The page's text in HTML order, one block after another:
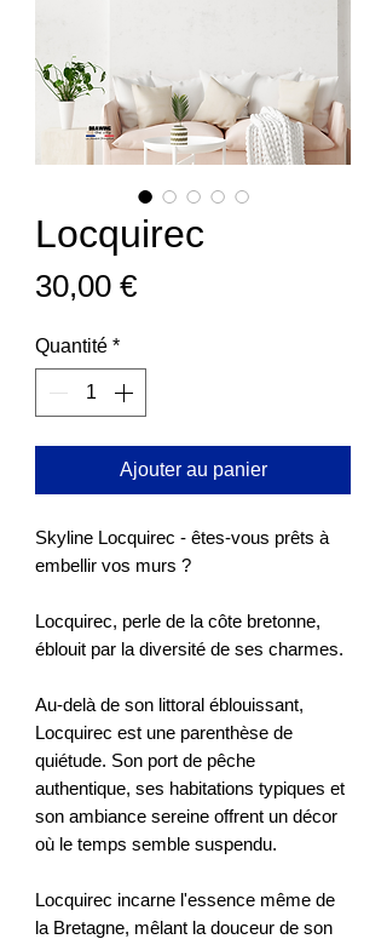
Locquirec
30,00 €Prix
Quantité *
Ajouter au panier
Skyline Locquirec - êtes-vous prêts à
embellir vos murs ?
Locquirec, perle de la côte bretonne,
éblouit par la diversité de ses charmes.
Au-delà de son littoral éblouissant,
Locquirec est une parenthèse de
quiétude. Son port de pêche
authentique, ses habitations typiques et
son ambiance sereine offrent un décor
où le temps semble suspendu.
Locquirec incarne l'essence même de
la Bretagne, mêlant la douceur de son